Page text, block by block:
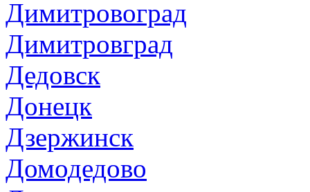
Димитровоград
Димитровград
Дедовск
Донецк
Дзержинск
Домодедово